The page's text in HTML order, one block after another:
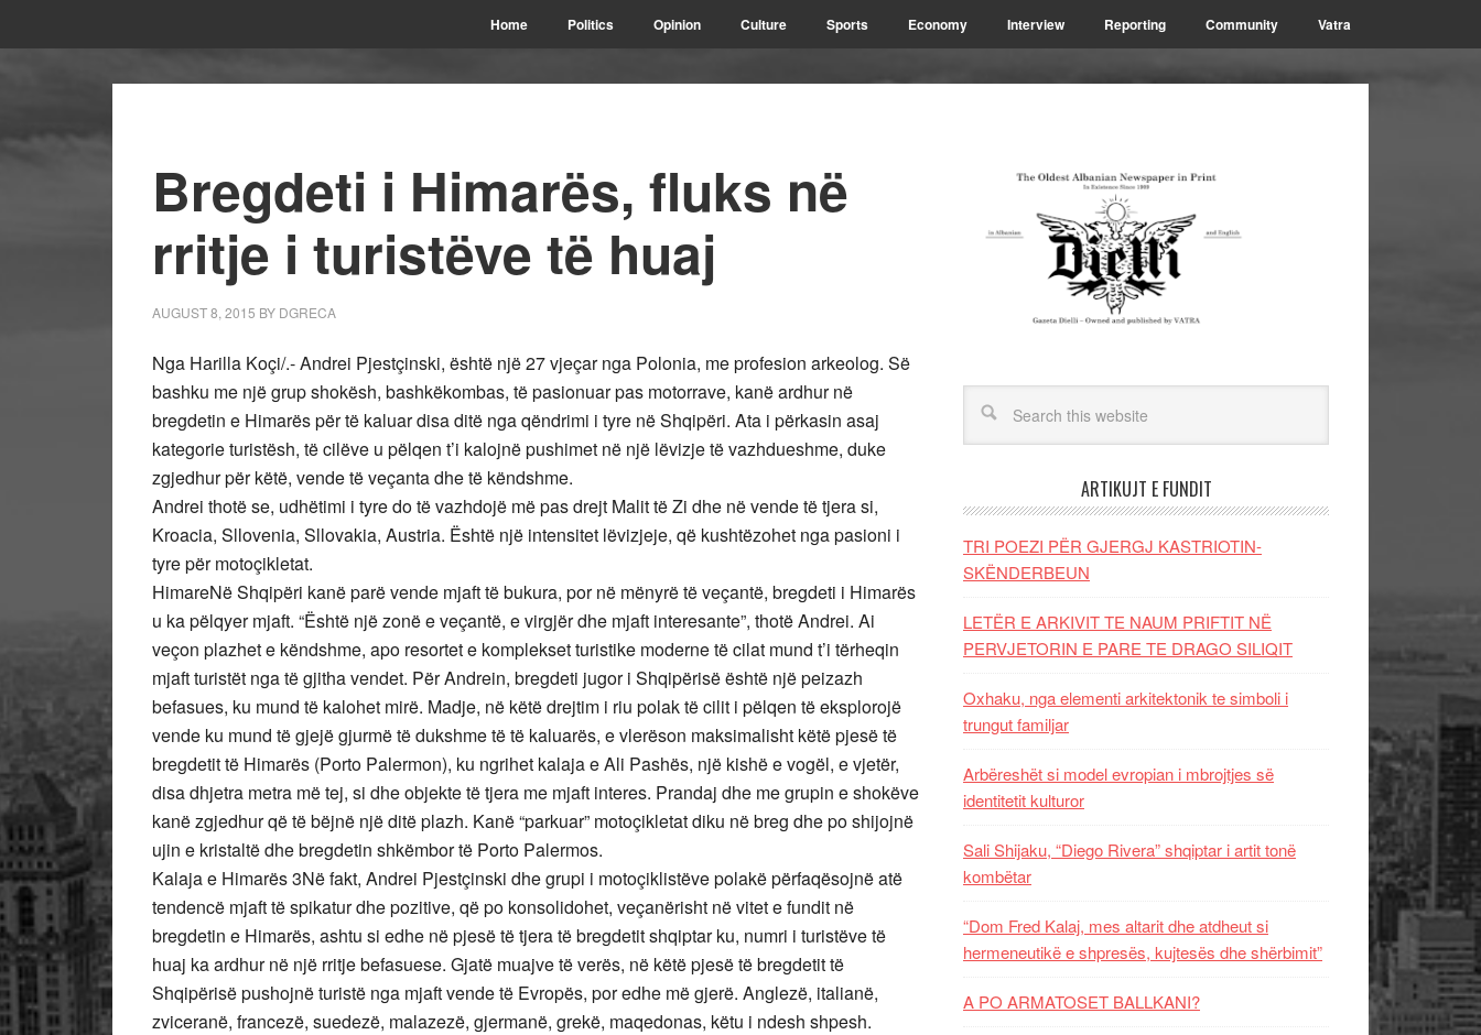
Home Politics Opinion Culture Sports Economy Interview Reporting Community Vatra
Bregdeti i Himarës, fluks në
rritje i turistëve të huaj
AUGUST 8, 2015 BY DGRECA
Nga Harilla Koçi/.- Andrei Pjestçinski, është një 27 vjeçar nga Polonia, me profesion arkeolog. Së
bashku me një grup shokësh, bashkëkombas, të pasionuar pas motorrave, kanë ardhur në
bregdetin e Himarës për të kaluar disa ditë nga qëndrimi i tyre në Shqipëri. Ata i përkasin asaj
kategorie turistësh, të cilëve u pëlqen t’i kalojnë pushimet në një lëvizje të vazhdueshme, duke
zgjedhur për këtë, vende të veçanta dhe të këndshme.
Andrei thotë se, udhëtimi i tyre do të vazhdojë më pas drejt Malit të Zi dhe në vende të tjera si,
Kroacia, Sllovenia, Sllovakia, Austria. Është një intensitet lëvizjeje, që kushtëzohet nga pasioni i
tyre për motoçikletat.
HimareNë Shqipëri kanë parë vende mjaft të bukura, por në mënyrë të veçantë, bregdeti i Himarës
u ka pëlqyer mjaft. “Është një zonë e veçantë, e virgjër dhe mjaft interesante”, thotë Andrei. Ai
veçon plazhet e këndshme, apo resortet e komplekset turistike moderne të cilat mund t’i tërheqin
mjaft turistët nga të gjitha vendet. Për Andrein, bregdeti jugor i Shqipërisë është një peizazh
befasues, ku mund të kalohet mirë. Madje, në këtë drejtim i riu polak të cilit i pëlqen të eksplorojë
vende ku mund të gjejë gjurmë të dukshme të të kaluarës, e vlerëson maksimalisht këtë pjesë të
bregdetit të Himarës (Porto Palermon), ku ngrihet kalaja e Ali Pashës, një kishë e vogël, e vjetër,
disa dhjetra metra më tej, si dhe objekte të tjera me mjaft interes. Prandaj dhe me grupin e shokëve
kanë zgjedhur që të bëjnë një ditë plazh. Kanë “parkuar” motoçikletat diku në breg dhe po shijojnë
ujin e kristaltë dhe bregdetin shkëmbor të Porto Palermos.
Kalaja e Himarës 3Në fakt, Andrei Pjestçinski dhe grupi i motoçiklistëve polakë përfaqësojnë atë
tendencë mjaft të spikatur dhe pozitive, që po konsolidohet, veçanërisht në vitet e fundit në
bregdetin e Himarës, ashtu si edhe në pjesë të tjera të bregdetit shqiptar ku, numri i turistëve të
huaj ka ardhur në një rritje befasuese. Gjatë muajve të verës, në këtë pjesë të bregdetit të
Shqipërisë pushojnë turistë nga mjaft vende të Evropës, por edhe më gjerë. Anglezë, italianë,
zviceranë, francezë, suedezë, malazezë, gjermanë, grekë, maqedonas, këtu i ndesh shpesh.
ARTIKUJT E FUNDIT
TRI POEZI PËR GJERGJ KASTRIOTIN-
SKËNDERBEUN
LETËR E ARKIVIT TE NAUM PRIFTIT NË
PERVJETORIN E PARE TE DRAGO SILIQIT
Oxhaku, nga elementi arkitektonik te simboli i
trungut familjar
Arbëreshët si model evropian i mbrojtjes së
identitetit kulturor
Sali Shijaku, “Diego Rivera” shqiptar i artit tonë
kombëtar
“Dom Fred Kalaj, mes altarit dhe atdheut si
hermeneutikë e shpresës, kujtesës dhe shërbimit”
A PO ARMATOSET BALLKANI?